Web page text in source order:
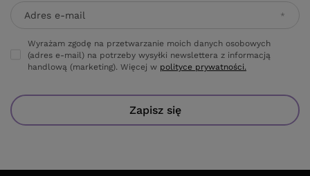
Adres e-mail
Wyrażam zgodę na przetwarzanie moich danych osobowych
(adres e-mail) na potrzeby wysyłki newslettera z informacją
handlową (marketing). Więcej w polityce prywatności.
Zapisz się